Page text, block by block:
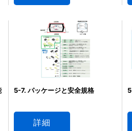
5-7. パッケージと安全規格
詳細